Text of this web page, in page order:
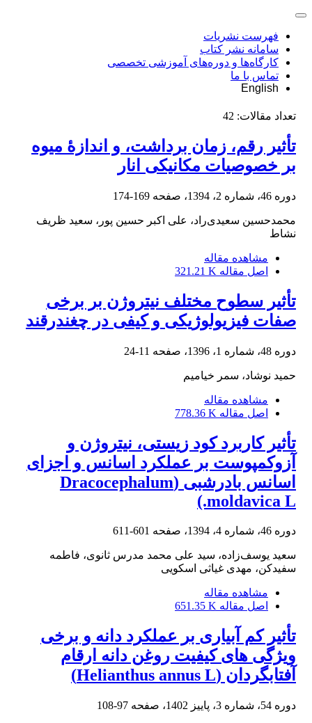
فهرست نشریات
سامانه نشر کتاب
کارگاه‌ها و دوره‌های آموزشی تخصصی
تماس با ما
English
تعداد مقالات: 42
تأثیر رقم، زمان برداشت، و اندازۀ میوه
بر خصوصیات مکانیکی انار
دوره 46، شماره 2، 1394، صفحه 169-174
محمدحسین سعیدی‌راد، علی اکبر حسین پور، سعید ظریف
نشاط
مشاهده مقاله
اصل مقاله 321.21 K
تأثیر سطوح مختلف نیتروژن بر برخی
صفات فیزیولوژیکی و کیفی در چغندرقند
دوره 48، شماره 1، 1396، صفحه 11-24
حمید نوشاد، سمر خیامیم
مشاهده مقاله
اصل مقاله 778.36 K
تأثیر کاربرد کود زیستی، نیتروژن و
آزوکمپوست بر عملکرد اسانس و اجزای
اسانس بادرشبی (Dracocephalum
moldavica L.)
دوره 46، شماره 4، 1394، صفحه 601-611
سعید یوسف‌زاده، سید علی محمد مدرس ثانوی، فاطمه
سفیدکن، مهدی غیاثی اسکویی
مشاهده مقاله
اصل مقاله 651.35 K
تأثیر کم ‏آبیاری بر عملکرد دانه و برخی
ویژگی‏ های کیفیت روغن دانه ارقام
آفتابگردان (Helianthus annus L)
دوره 54، شماره 3، پاییز 1402، صفحه 97-108